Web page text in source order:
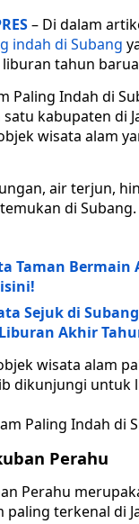
– Di dalam
indah di Subang
tahun
Paling Indah di
kabupaten di
wisata alam
air terjun,
di Subang.
Taman Bermain
Sejuk di
Akhir
wisata alam
dikunjungi untuk
Paling Indah di
Perahu
Perahu
paling terkenal di